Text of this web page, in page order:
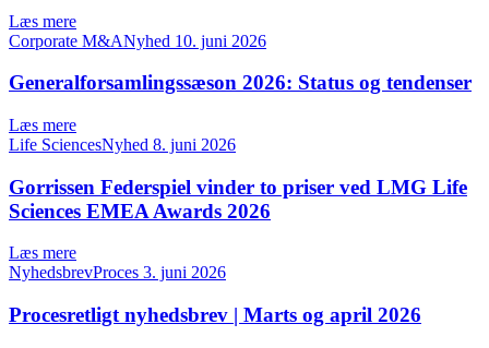
Læs mere
Corporate M&ANyhed 10. juni 2026
Generalforsamlingssæson 2026: Status og tendenser
Læs mere
Life SciencesNyhed 8. juni 2026
Gorrissen Federspiel vinder to priser ved LMG Life
Sciences EMEA Awards 2026
Læs mere
NyhedsbrevProces 3. juni 2026
Procesretligt nyhedsbrev | Marts og april 2026